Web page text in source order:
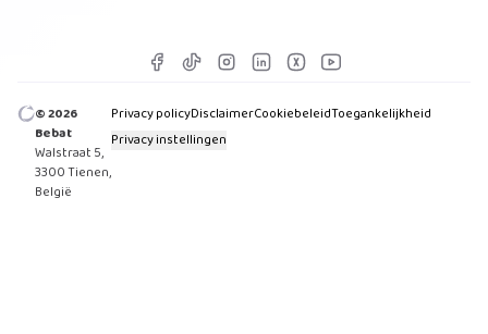
©2026
Bebat
Walstraat 5,
3300Tienen,
België
(opent in een nieuw venster
Privacy policyDisclaimerCookiebeleidToegankelijkheid
Privacy instellingen